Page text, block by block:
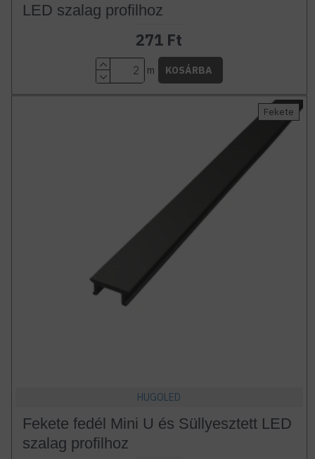
LED szalag profilhoz
271 Ft
m KOSÁRBA
Fekete
HUGOLED
Fekete fedél Mini U és Süllyesztett LED
szalag profilhoz